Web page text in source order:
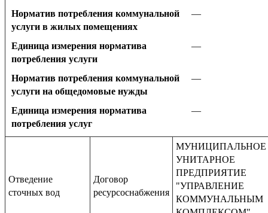
Норматив потребления коммунальной
услуги в жилых помещениях
—
Единица измерения норматива
потребления услуги
—
Норматив потребления коммунальной
услуги на общедомовые нужды
—
Единица измерения норматива
потребления услуг
—
Отведение
сточных вод
Договор
ресурсоснабжения
МУНИЦИПАЛЬНОЕ
УНИТАРНОЕ
ПРЕДПРИЯТИЕ
"УПРАВЛЕНИЕ
КОММУНАЛЬНЫМ